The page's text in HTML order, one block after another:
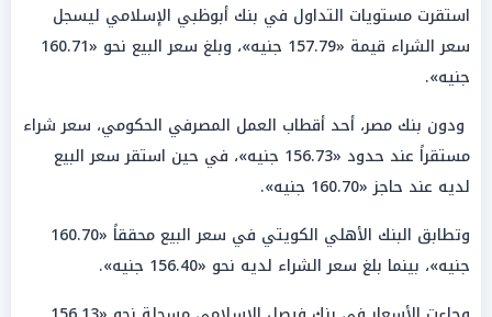
استقرت مستويات التداول في بنك أبوظبي الإسلامي ليسجل
سعر الشراء قيمة «157.79 جنيه»، وبلغ سعر البيع نحو «160.71
جنيه».
ودون بنك مصر، أحد أقطاب العمل المصرفي الحكومي، سعر شراء
مستقراً عند حدود «156.73 جنيه»، في حين استقر سعر البيع
لديه عند حاجز «160.70 جنيه».
وتطابق البنك الأهلي الكويتي في سعر البيع محققاً «160.70
جنيه»، بينما بلغ سعر الشراء لديه نحو «156.40 جنيه».